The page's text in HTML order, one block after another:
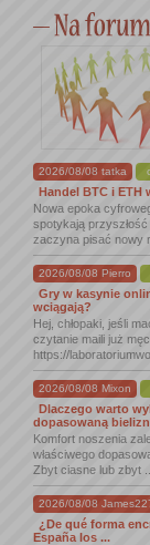
2026/08/08 tatka
Handel BTC i ETH
Nowa epoka
spotykają
zaczyna pisać nowy
2026/08/08 Pierro
Gry w kasynie
wciągają?
Hej, chłopaki, jeśli
czytanie maili już
https://
2026/08/08 Mixon
Dlaczego warto
dopasowaną
Komfort noszenia
właściwego
Zbyt ciasne lub zbyt ...
2026/08/08
¿De qué forma
España los ...